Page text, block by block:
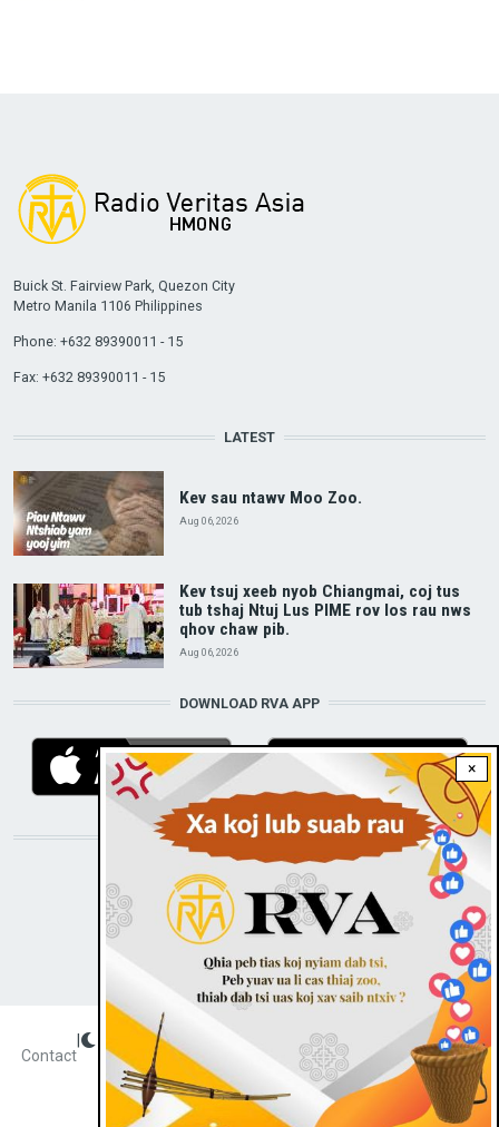
×
Buick St. Fairview Park, Quezon City
Metro Manila 1106 Philippines
Phone: +632 89390011 - 15
Fax: +632 89390011 - 15
LATEST
Kev sau ntawv Moo Zoo.
Aug 06, 2026
Kev tsuj xeeb nyob Chiangmai, coj tus
tub tshaj Ntuj Lus PIME rov los rau nws
qhov chaw pib.
Aug 06, 2026
DOWNLOAD RVA APP
STAY CONNECTED WITH US!
Radio Veritas Asia © 2023
Contact
Dark theme